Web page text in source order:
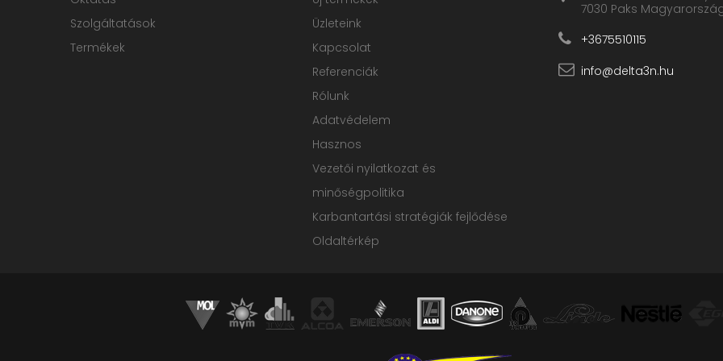
Szolgáltatások
Termékek
Üzleteink
Kapcsolat
Referenciák
Rólunk
Adatvédelem
Hasznos
Vezetői nyilatkozat és
minőségpolitika
Karbantartási stratégiák fejlődése
Oldaltérkép
7030 Paks
+3675510115
info@delta3n.hu